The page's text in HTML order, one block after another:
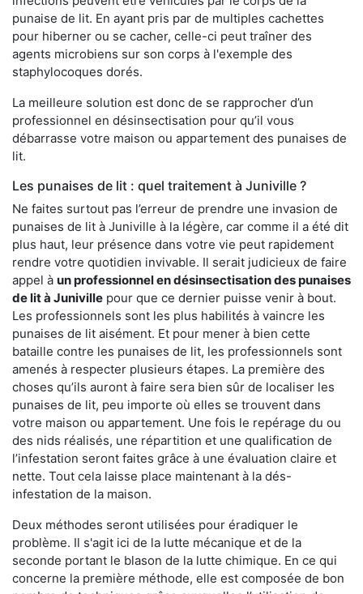
punaise de lit. En ayant pris par de multiples cachettes
pour hiberner ou se cacher, celle-ci peut traîner des
agents microbiens sur son corps à l'exemple des
staphylocoques dorés.
La meilleure solution est donc de se rapprocher d’un
professionnel en désinsectisation pour qu’il vous
débarrasse votre maison ou appartement des punaises de
lit.
Les punaises de lit : quel traitement à Juniville ?
Ne faites surtout pas l’erreur de prendre une invasion de
punaises de lit à Juniville à la légère, car comme il a été dit
plus haut, leur présence dans votre vie peut rapidement
rendre votre quotidien invivable. Il serait judicieux de faire
appel à un professionnel en désinsectisation des punaises
de lit à Juniville pour que ce dernier puisse venir à bout.
Les professionnels sont les plus habilités à vaincre les
punaises de lit aisément. Et pour mener à bien cette
bataille contre les punaises de lit, les professionnels sont
amenés à respecter plusieurs étapes. La première des
choses qu’ils auront à faire sera bien sûr de localiser les
punaises de lit, peu importe où elles se trouvent dans
votre maison ou appartement. Une fois le repérage du ou
des nids réalisés, une répartition et une qualification de
l’infestation seront faites grâce à une évaluation claire et
nette. Tout cela laisse place maintenant à la dés-
infestation de la maison.
Deux méthodes seront utilisées pour éradiquer le
problème. Il s'agit ici de la lutte mécanique et de la
seconde portant le blason de la lutte chimique. En ce qui
concerne la première méthode, elle est composée de bon